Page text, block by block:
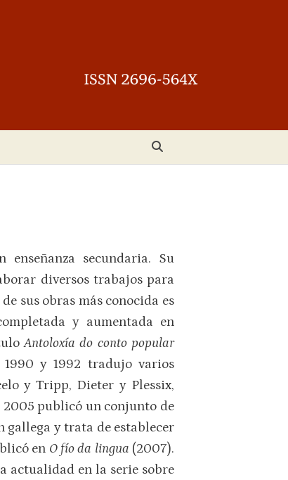
secundaria. Su
diversos trabajos para
sus obras más conocida es
y aumentada en
Antoloxía do conto popular
y 1992 tradujo varios
y Tripp, Dieter y Plessix,
2005 publicó un conjunto de
gallega y trata de establecer
en O fío da lingua (2007).
actualidad en la serie sobre